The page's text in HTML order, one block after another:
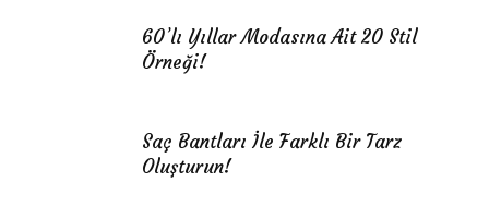
60’lı Yıllar Modasına Ait 20 Stil
Örneği!
Saç Bantları İle Farklı Bir Tarz
Oluşturun!